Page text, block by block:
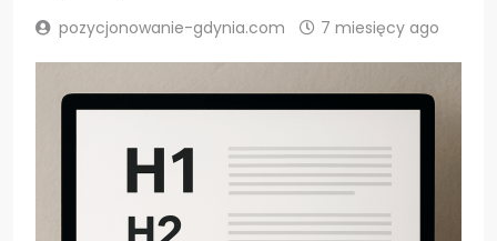
pozycjonowanie-gdynia.com 7 miesięcy ago